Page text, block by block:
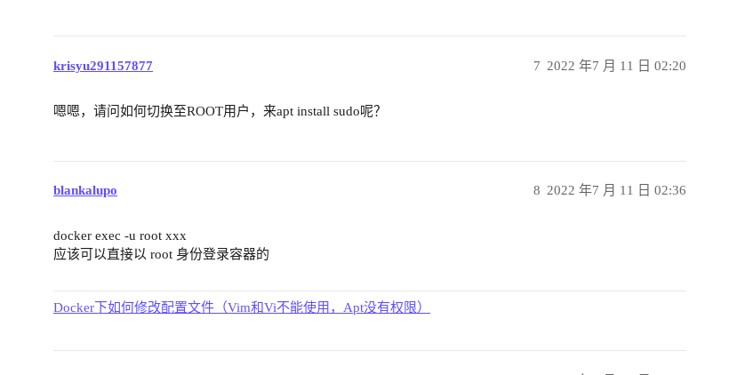
krisyu291157877 2022 年7 月 11 日 02:20
7
嗯嗯，请问如何切换至ROOT用户，来apt install sudo呢？
blankalupo 2022 年7 月 11 日 02:36
8
docker exec -u root xxx
应该可以直接以 root 身份登录容器的
Docker下如何修改配置文件（Vim和Vi不能使用，Apt没有权限）